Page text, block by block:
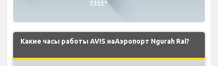
Какие часы работы AVIS наАэропорт Ngurah Rai?